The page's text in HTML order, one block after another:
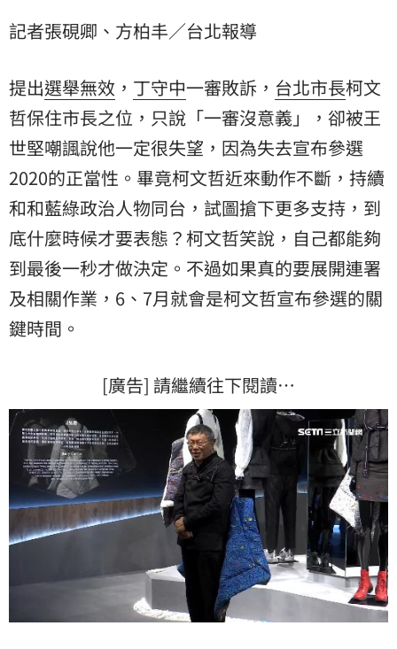
記者張硯卿、方柏丰／台北報導
提出選舉無效 ， 丁守中一審敗訴， 台北市長柯文
哲保住市長之位，只說「一審沒意義」，卻被王
世堅嘲諷說他一定很失望，因為失去宣布參選
2020的正當性。畢竟柯文哲近來動作不斷，持續
和和藍綠政治人物同台，試圖搶下更多支持，到
底什麼時候才要表態？柯文哲笑說，自己都能夠
到最後一秒才做決定。不過如果真的要展開連署
及相關作業，6、7月就會是柯文哲宣布參選的關
鍵時間。
[廣告] 請繼續往下閱讀…